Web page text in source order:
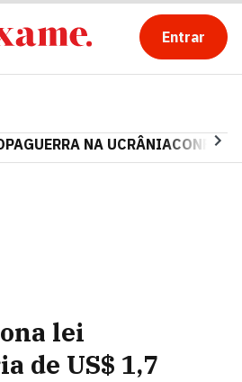
Entrar
GUERRA NA UCRÂNIA
lei
de US$ 1,7